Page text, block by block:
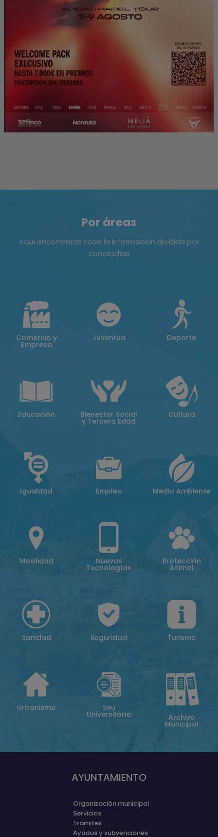
Por áreas
Aquí encontrarás toda la información dividida por
concejalías
Comercio y
Empresa
Juventud Deporte
Educación Bienestar Social
y Tercera Edad
Cultura
Igualdad Empleo Medio Ambiente
Movilidad Nuevas
Tecnologías
Protección
Animal
Sanidad Seguridad Turismo
Urbanismo Seu
Universitària Archivo
Municipal
AYUNTAMIENTO
Organización municipal
Servicios
Trámites
Ayudas y subvenciones